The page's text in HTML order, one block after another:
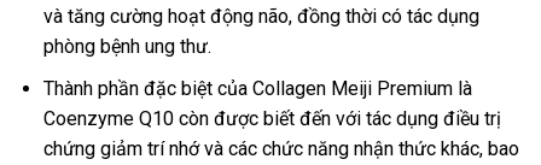
và tăng cường hoạt động não, đồng thời có tác dụng
phòng bệnh ung thư.
Thành phần đặc biệt của Collagen Meiji Premium là
Coenzyme Q10 còn được biết đến với tác dụng điều trị
chứng giảm trí nhớ và các chức năng nhận thức khác, bao